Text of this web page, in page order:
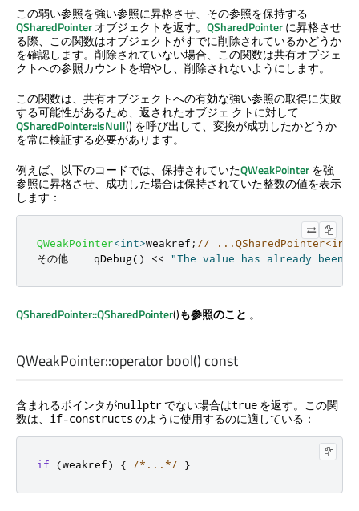
この弱い参照を強い参照に昇格させ、その参照を保持する
QSharedPointerオブジェクトを返す。 QSharedPointerに昇格させ
る際、この関数はオブジェクトがすでに削除されているかどうか
を確認します。削除されていない場合、この関数は共有オブジェ
クトへの参照カウントを増やし、削除されないようにします。
この関数は、共有オブジェクトへの有効な強い参照の取得に失敗
する可能性があるため、返されたオブジェ クトに対して
QSharedPointer::isNull() を呼び出して、変換が成功したかどうか
を常に検証する必要があります。
例えば、以下のコードでは、保持されていたQWeakPointerを強
参照に昇格させ、成功した場合は保持されていた整数の値を表示
します：
QWeakPointer<int>weakref ; // ...QSharedPointer<int>
その他
qDebug() << "The value has already been
QSharedPointer::QSharedPointer()も参照のこと 。
QWeakPointer::operator bool() const
含まれるポインタがnullptr でない場合はtrue を返す。この関
数は、 if-constructs のように使用するのに適している：
if (weakref) { /*...*/ }